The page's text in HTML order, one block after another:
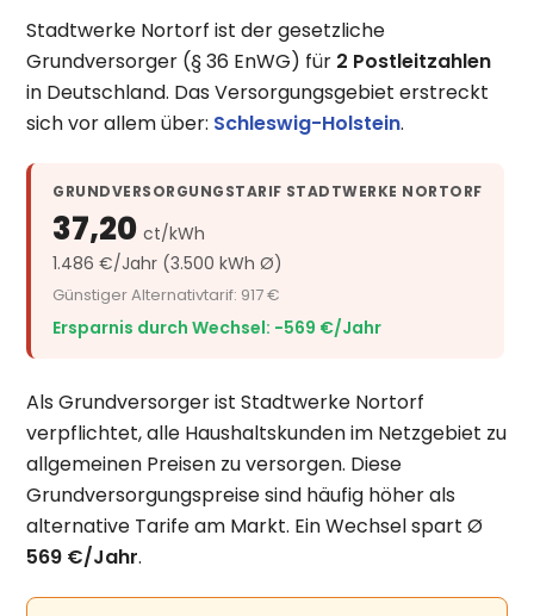
Stadtwerke Nortorf ist der gesetzliche
Grundversorger (§ 36 EnWG) für 2 Postleitzahlen
in Deutschland. Das Versorgungsgebiet erstreckt
sich vor allem über: Schleswig-Holstein.
GRUNDVERSORGUNGSTARIF STADTWERKE NORTORF
37,20ct/kWh
1.486 €/Jahr (3.500 kWh Ø)
Günstiger Alternativtarif: 917 €
Ersparnis durch Wechsel: −569 €/Jahr
Als Grundversorger ist Stadtwerke Nortorf
verpflichtet, alle Haushaltskunden im Netzgebiet zu
allgemeinen Preisen zu versorgen. Diese
Grundversorgungspreise sind häufig höher als
alternative Tarife am Markt. Ein Wechsel spart Ø
569 €/Jahr.